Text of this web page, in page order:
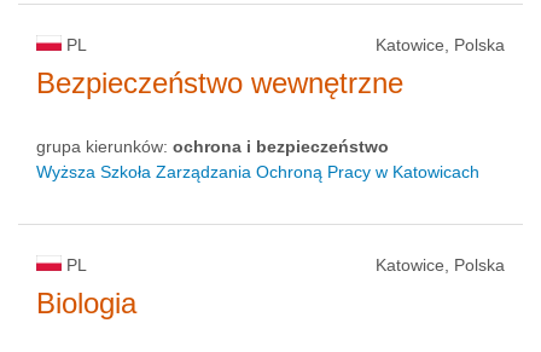
PL Katowice, Polska
Bezpieczeństwo wewnętrzne
grupa kierunków: ochrona i bezpieczeństwo
Wyższa Szkoła Zarządzania Ochroną Pracy w Katowicach
PL Katowice, Polska
Biologia